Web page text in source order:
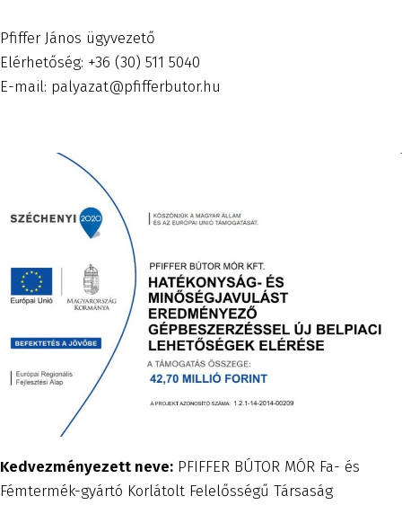
Pfiffer János ügyvezető
Elérhetőség: +36 (30) 511 5040
E-mail: palyazat@pfifferbutor.hu
Kedvezményezett neve: PFIFFER BÚTOR MÓR Fa- és
Fémtermék-gyártó Korlátolt Felelősségű Társaság